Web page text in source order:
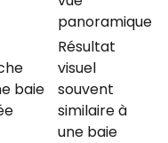
panoramique
baie
Résultat
visuel
souvent
similaire à
une baie